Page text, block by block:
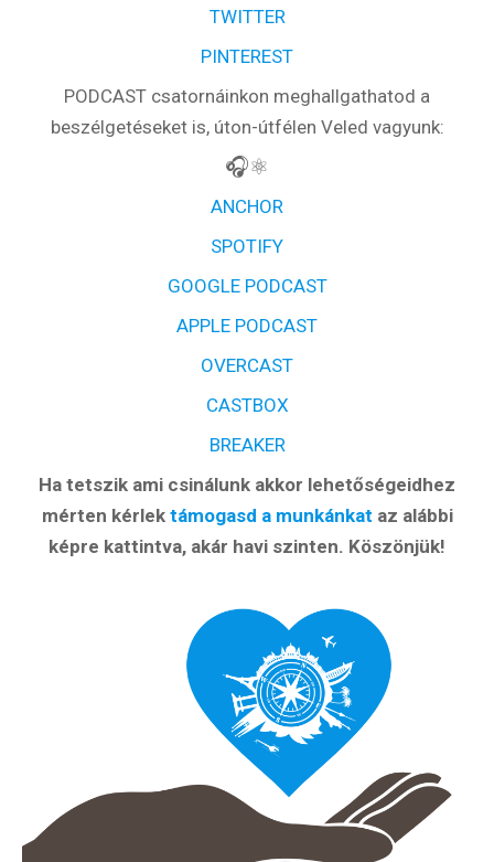
TWITTER
PINTEREST
PODCAST csatornáinkon meghallgathatod a
beszélgetéseket is, úton-útfélen Veled vagyunk:
🎧⚛️
ANCHOR
SPOTIFY
GOOGLE PODCAST
APPLE PODCAST
OVERCAST
CASTBOX
BREAKER
Ha tetszik ami csinálunk akkor lehetőségeidhez
mérten kérlek támogasd a munkánkat az alábbi
képre kattintva, akár havi szinten. Köszönjük!